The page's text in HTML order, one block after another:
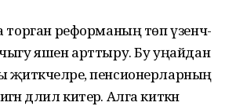
торган рефор­маның төп үзенчә­
чыгу яшен арттыру. Бу уңайдан
пенсионерларның
дәлил китерә. Алга киткән